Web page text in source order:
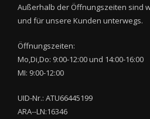
Außerhalb der Öffnungszeiten sind
und für unsere Kunden unterwegs.
Öffnungszeiten:
Mo,Di,Do: 9:00-12:00 und 14:00-16:00
MI: 9:00-12:00
UID-Nr.: ATU66445199
ARA--LN:16346